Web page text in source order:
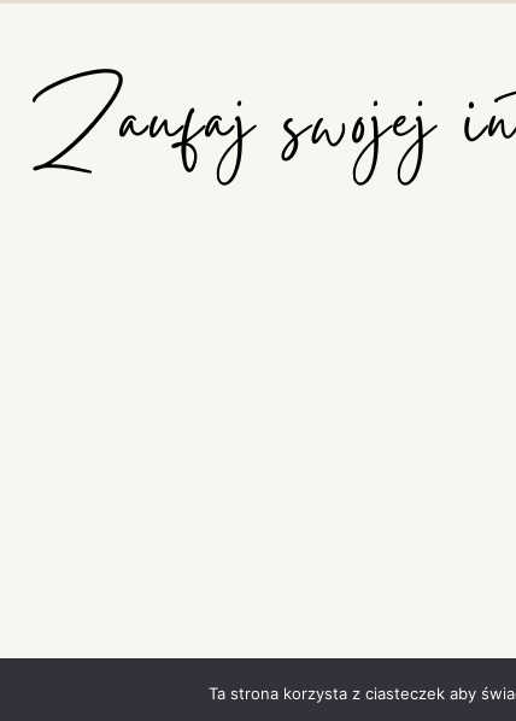
Zaufaj swojej
Ta strona korzysta z ciasteczek aby